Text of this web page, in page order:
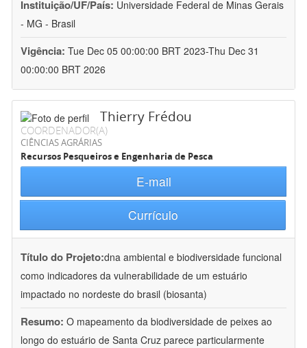
Instituição/UF/País: Universidade Federal de Minas Gerais
- MG - Brasil
Vigência: Tue Dec 05 00:00:00 BRT 2023-Thu Dec 31
00:00:00 BRT 2026
Thierry Frédou
COORDENADOR(A)
CIÊNCIAS AGRÁRIAS
Recursos Pesqueiros e Engenharia de Pesca
E-mail
Currículo
Título do Projeto:dna ambiental e biodiversidade funcional
como indicadores da vulnerabilidade de um estuário
impactado no nordeste do brasil (biosanta)
Resumo: O mapeamento da biodiversidade de peixes ao
longo do estuário de Santa Cruz parece particularmente